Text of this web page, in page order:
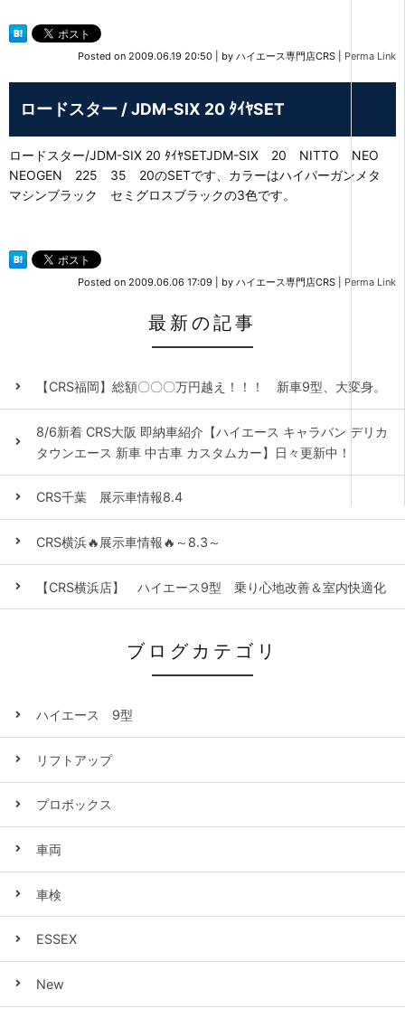
Posted on 2009.06.19 20:50 by ハイエース専門店CRS Perma Link
ロードスター / JDM-SIX 20 ﾀｲﾔSET
ロードスター/JDM-SIX 20 ﾀｲﾔSETJDM-SIX 20 NITTO NEO
NEOGEN 225 35 20のSETです、カラーはハイパーガンメタ
マシンブラック セミグロスブラックの3色です。
Posted on 2009.06.06 17:09 by ハイエース専門店CRS Perma Link
最新の記事
【CRS福岡】総額〇〇〇万円越え！！！ 新車9型、大変身。
8/6新着 CRS大阪 即納車紹介【ハイエース キャラバン デリカ
タウンエース 新車 中古車 カスタムカー】日々更新中！
CRS千葉 展示車情報8.4
CRS横浜🔥展示車情報🔥～8.3～
【CRS横浜店】 ハイエース9型 乗り心地改善＆室内快適化
ブログカテゴリ
ハイエース 9型
リフトアップ
プロボックス
車両
車検
ESSEX
New